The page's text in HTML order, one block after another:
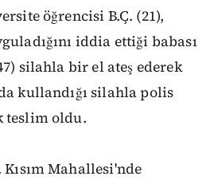
öğrencisi B.Ç. (21),
iddia ettiği babası
silahla bir el ateş ederek
kullandığı silahla polis
teslim oldu.
Mahallesi'nde